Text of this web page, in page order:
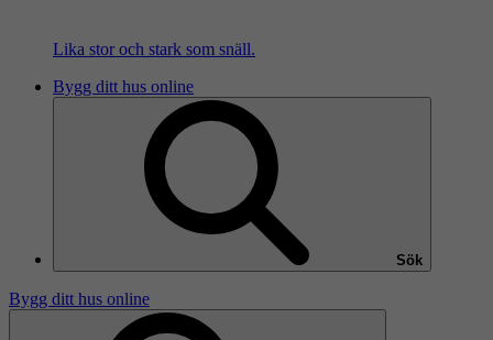
Lika stor och stark som snäll.
Bygg ditt hus online
Sök
Bygg ditt hus online